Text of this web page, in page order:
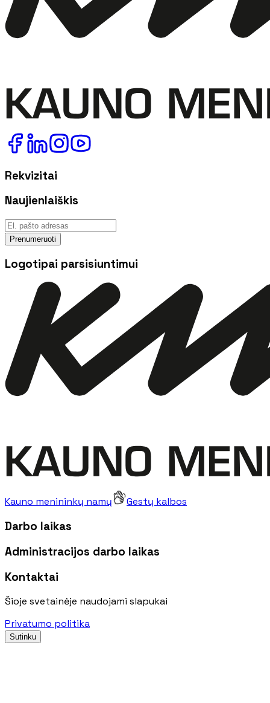
Rekvizitai
Naujienlaiškis
Prenumeruoti
Logotipai parsisiuntimui
Kauno menininkų namų Gestų kalbos
Darbo laikas
Administracijos darbo laikas
Kontaktai
Šioje svetainėje naudojami slapukai
Privatumo politika
Sutinku